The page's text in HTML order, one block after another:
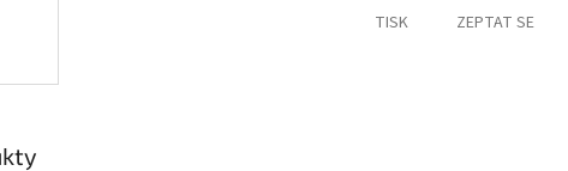
TISK ZEPTAT SE